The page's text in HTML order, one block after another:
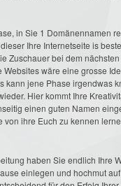
in Sie 1 Domänennamen
Ihre Internetseite is
Zuschauer bei dem
wäre eine grosse
kann jene Phase irgendwas
Hier kommt Ihre
einen guten Namen
von ihre Euch zu kennen
haben Sie endlich Ihre
einlegen und hochmut